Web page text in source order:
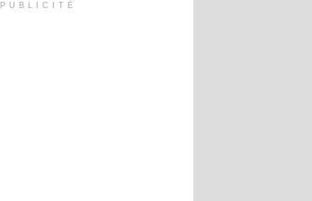
PUBLICITÉ